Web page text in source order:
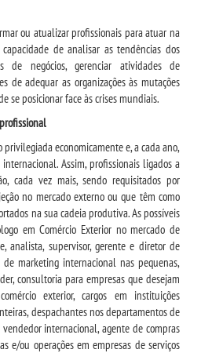
ou atualizar profissionais para atuar na
de analisar as tendências dos
de negócios, gerenciar atividades de
de adequar as organizações às mutações
se posicionar face às crises mundiais.
economicamente e, a cada ano,
Assim, profissionais ligados a
cada vez mais, sendo requisitados por
no mercado externo ou que têm como
na sua cadeia produtiva. As possíveis
em Comércio Exterior no mercado de
analista, supervisor, gerente e diretor de
de marketing internacional nas pequenas,
consultoria para empresas que desejam
exterior, cargos em instituições
despachantes nos departamentos de
internacional, agente de compras
e/ou operações em empresas de serviços